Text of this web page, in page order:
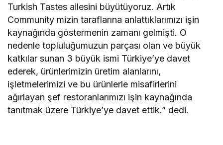
Turkish Tastes ailesini büyütüyoruz. Artık
Community mizin taraflarına anlattıklarımızı işin
kaynağında göstermenin zamanı gelmişti. O
nedenle topluluğumuzun parçası olan ve büyük
katkılar sunan 3 büyük ismi Türkiye’ye davet
ederek, ürünlerimizin üretim alanlarını,
işletmelerimizi ve bu ürünlerle misafirlerini
ağırlayan şef restoranlarımızı işin kaynağında
tanıtmak üzere Türkiye’ye davet ettik.” dedi.